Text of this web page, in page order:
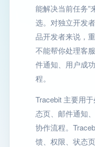
能解决当前任务”
选。对独立开发
品开发者来说，
不能帮你处理客
件通知、用户成
程。
Tracebit 主要用
态页、邮件通知
协作流程。
馈、权限、状态